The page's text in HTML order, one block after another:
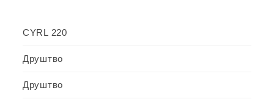
CYRL 220
Друштво
Друштво